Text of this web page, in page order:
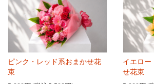
ピンク・レッド系おまかせ花
束
イエロー
せ花束